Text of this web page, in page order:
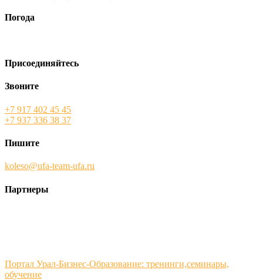
Погода
Присоединяйтесь
Звоните
+7 917 402 45 45
+7 937 336 38 37
Пишите
koleso@ufa-team-ufa.ru
Партнеры
Портал Урал-Бизнес-Образование: тренинги,семинары,
обучение